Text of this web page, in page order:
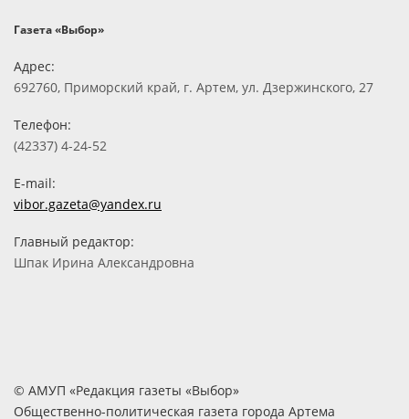
Газета «Выбор»
Адрес:
692760, Приморский край, г. Артем, ул. Дзержинского, 27
Телефон:
(42337) 4-24-52
E-mail:
vibor.gazeta@yandex.ru
Главный редактор:
Шпак Ирина Александровна
© АМУП «Редакция газеты «Выбор»
Общественно-политическая газета города Артема